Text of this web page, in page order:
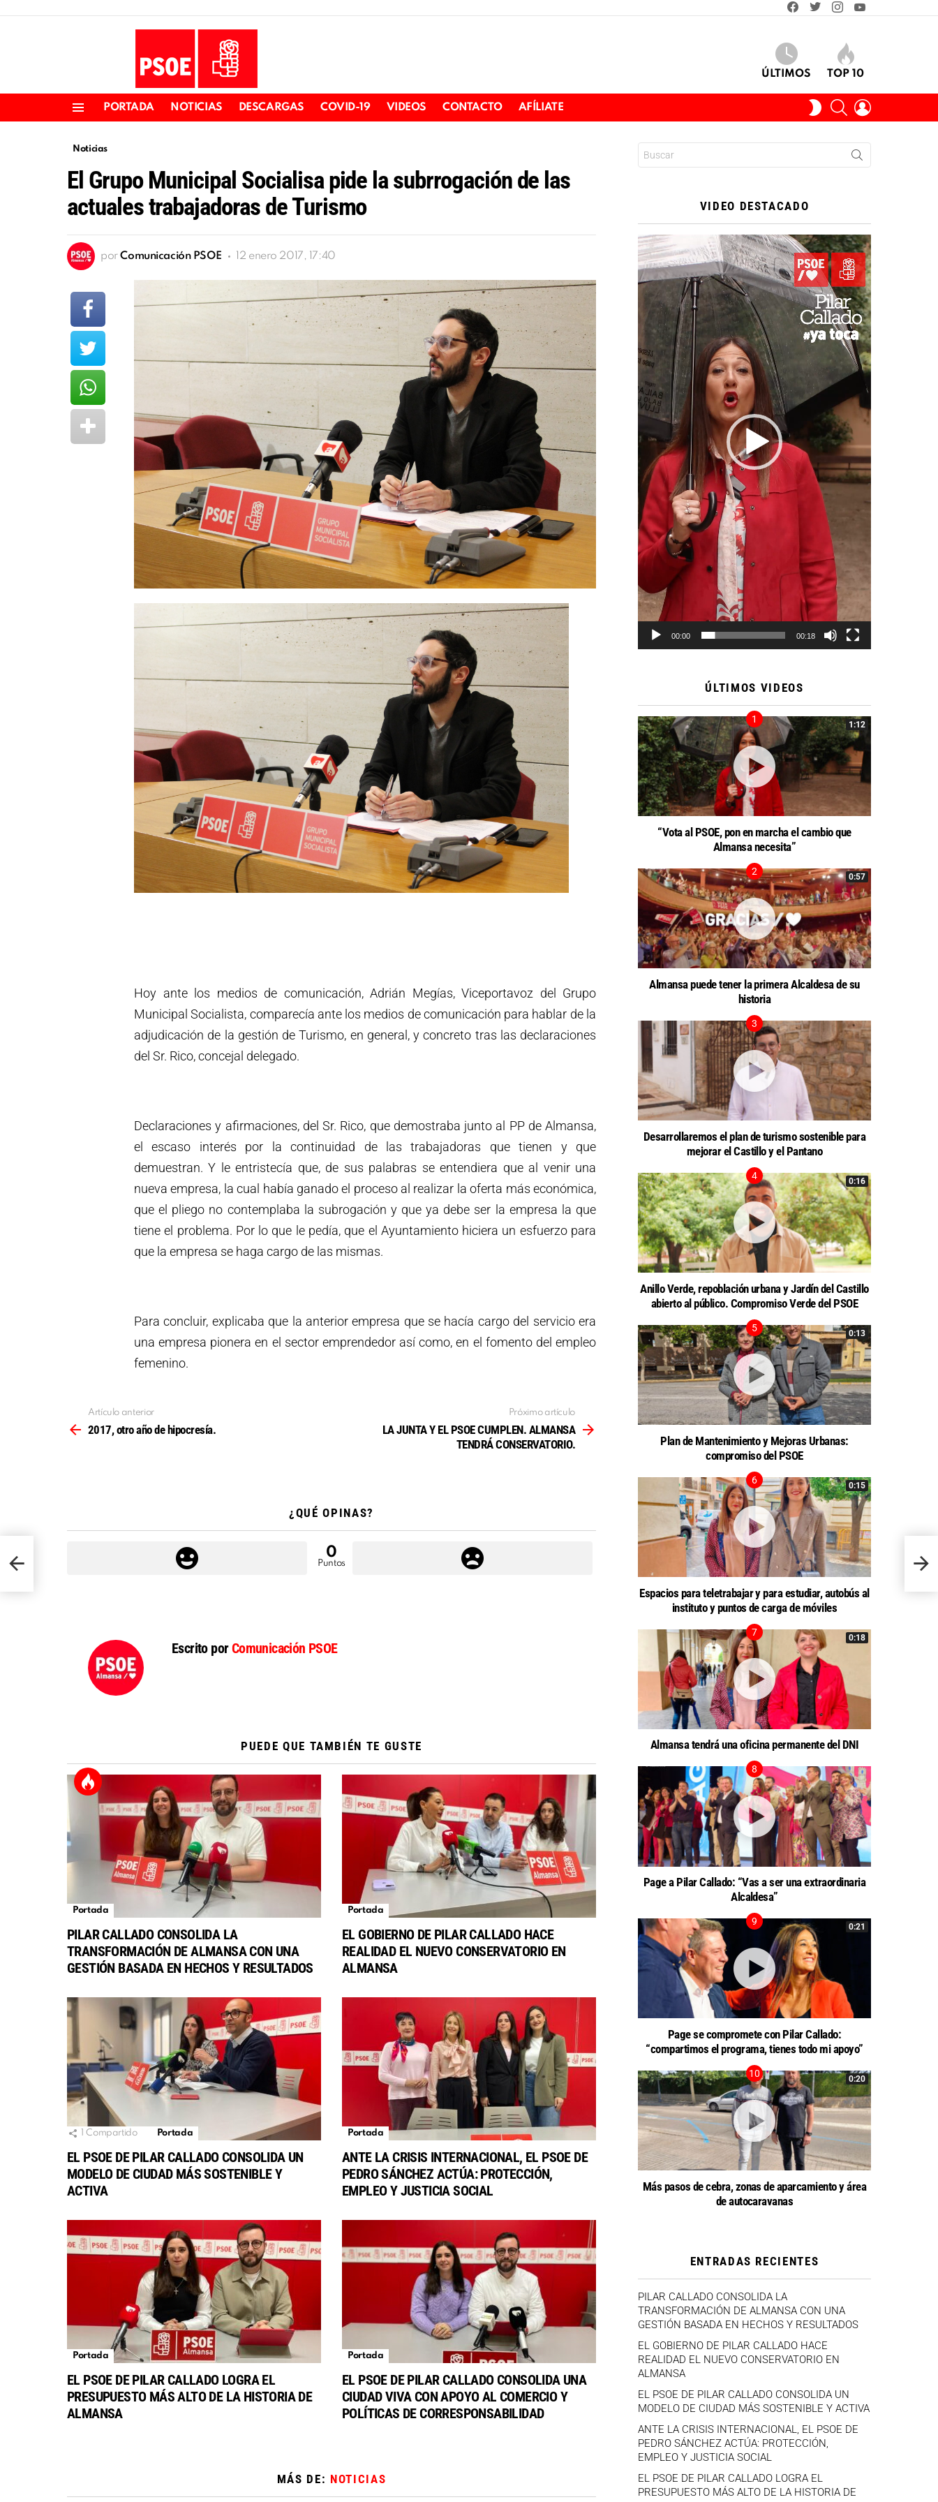
ÚLTIMOS TOP 10
PORTADA NOTICIAS DESCARGAS COVID-19 VIDEOS CONTACTO AFÍLIATE
SWITCH
SKIN
BUSCAR
Noticias
El Grupo Municipal Socialisa pide la subrrogación de las
actuales trabajadoras de Turismo
por Comunicación PSOE 12 enero 2017, 17:40
Hoy ante los medios de comunicación, Adrián Megías, Viceportavoz del Grupo
Municipal Socialista, comparecía ante los medios de comunicación para hablar de la
adjudicación de la gestión de Turismo, en general, y concreto tras las declaraciones
del Sr. Rico, concejal delegado.
Declaraciones y afirmaciones, del Sr. Rico, que demostraba junto al PP de Almansa,
el escaso interés por la continuidad de las trabajadoras que tienen y que
demuestran. Y le entristecía que, de sus palabras se entendiera que al venir una
nueva empresa, la cual había ganado el proceso al realizar la oferta más económica,
que el pliego no contemplaba la subrogación y que ya debe ser la empresa la que
tiene el problema. Por lo que le pedía, que el Ayuntamiento hiciera un esfuerzo para
que la empresa se haga cargo de las mismas.
Para concluir, explicaba que la anterior empresa que se hacía cargo del servicio era
una empresa pionera en el sector emprendedor así como, en el fomento del empleo
femenino.
más
Artículo anterior
2017, otro año de hipocresía.
Próximo artículo
LA JUNTA Y EL PSOE CUMPLEN. ALMANSA
TENDRÁ CONSERVATORIO.
¿QUÉ OPINAS?
0
Puntos
Escrito porComunicación PSOE
PUEDE QUE TAMBIÉN TE GUSTE
Portada
PILAR CALLADO CONSOLIDA LA
TRANSFORMACIÓN DE ALMANSA CON UNA
GESTIÓN BASADA EN HECHOS Y RESULTADOS
Portada
EL GOBIERNO DE PILAR CALLADO HACE
REALIDAD EL NUEVO CONSERVATORIO EN
ALMANSA
Compartido Portada
EL PSOE DE PILAR CALLADO CONSOLIDA UN
MODELO DE CIUDAD MÁS SOSTENIBLE Y
ACTIVA
Portada
ANTE LA CRISIS INTERNACIONAL, EL PSOE DE
PEDRO SÁNCHEZ ACTÚA: PROTECCIÓN,
EMPLEO Y JUSTICIA SOCIAL
Portada
EL PSOE DE PILAR CALLADO LOGRA EL
PRESUPUESTO MÁS ALTO DE LA HISTORIA DE
ALMANSA
Portada
EL PSOE DE PILAR CALLADO CONSOLIDA UNA
CIUDAD VIVA CON APOYO AL COMERCIO Y
POLÍTICAS DE CORRESPONSABILIDAD
MÁS DE: NOTICIAS
LA
VIDEO DESTACADO
Reproductor
de
vídeo
00:00 00:18
ÚLTIMOS VIDEOS
1:12
“Vota al PSOE, pon en marcha el cambio que
Almansa necesita”
0:57
Almansa puede tener la primera Alcaldesa de su
historia
Desarrollaremos el plan de turismo sostenible para
mejorar el Castillo y el Pantano
0:16
Anillo Verde, repoblación urbana y Jardín del Castillo
abierto al público. Compromiso Verde del PSOE
0:13
Plan de Mantenimiento y Mejoras Urbanas:
compromiso del PSOE
0:15
Espacios para teletrabajar y para estudiar, autobús al
instituto y puntos de carga de móviles
0:18
Almansa tendrá una oficina permanente del DNI
Page a Pilar Callado: “Vas a ser una extraordinaria
Alcaldesa”
0:21
Page se compromete con Pilar Callado:
“compartimos el programa, tienes todo mi apoyo”
0:20
Más pasos de cebra, zonas de aparcamiento y área
de autocaravanas
ENTRADAS RECIENTES
PILAR CALLADO CONSOLIDA LA
TRANSFORMACIÓN DE ALMANSA CON UNA
GESTIÓN BASADA EN HECHOS Y RESULTADOS
EL GOBIERNO DE PILAR CALLADO HACE
REALIDAD EL NUEVO CONSERVATORIO EN
ALMANSA
EL PSOE DE PILAR CALLADO CONSOLIDA UN
MODELO DE CIUDAD MÁS SOSTENIBLE Y ACTIVA
ANTE LA CRISIS INTERNACIONAL, EL PSOE DE
PEDRO SÁNCHEZ ACTÚA: PROTECCIÓN,
EMPLEO Y JUSTICIA SOCIAL
EL PSOE DE PILAR CALLADO LOGRA EL
PRESUPUESTO MÁS ALTO DE LA HISTORIA DE